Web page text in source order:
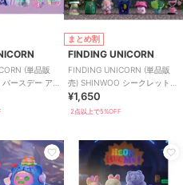
(単品販
ースデー ア
ド
まとめ割
FINDING UNICORN
FINDING UNICORN (単品販
売) SHINWOO シークレットベ
アガーデン ブラインド
¥1,650
2点以上で5%OFF